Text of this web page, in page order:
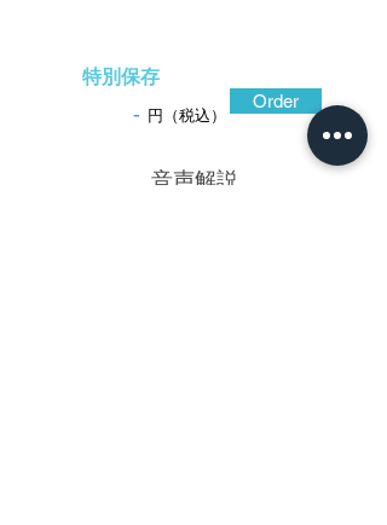
特別保存
- 円（税込）
Order
​音声解説